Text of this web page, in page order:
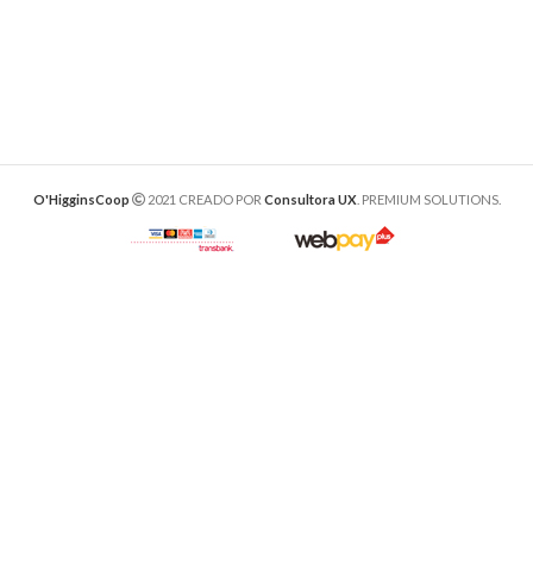
O'HigginsCoop 2021 CREADO POR Consultora UX. PREMIUM SOLUTIONS.